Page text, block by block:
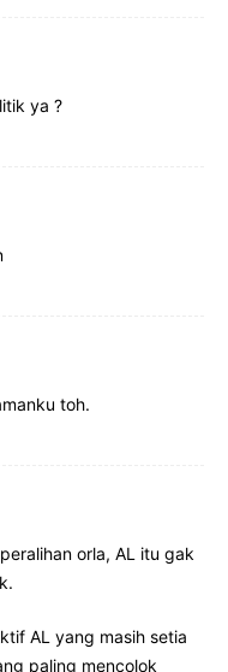
ya ?
toh.
orla, AL itu gak
AL yang masih setia
paling mencolok